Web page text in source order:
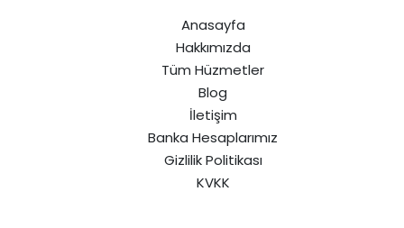
Anasayfa
Hakkımızda
Tüm Hüzmetler
Blog
İletişim
Banka Hesaplarımız
Gizlilik Politikası
KVKK